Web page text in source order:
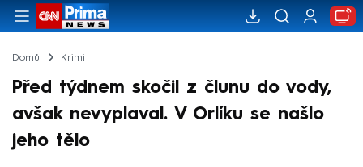
Domů Krimi
Před týdnem skočil z člunu do vody,
avšak nevyplaval. V Orlíku se našlo
jeho tělo